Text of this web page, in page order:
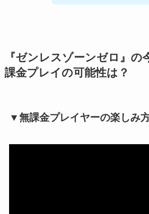
『ゼンレスゾーンゼロ』の
課金プレイの可能性は？
▼無課金プレイヤーの楽しみ